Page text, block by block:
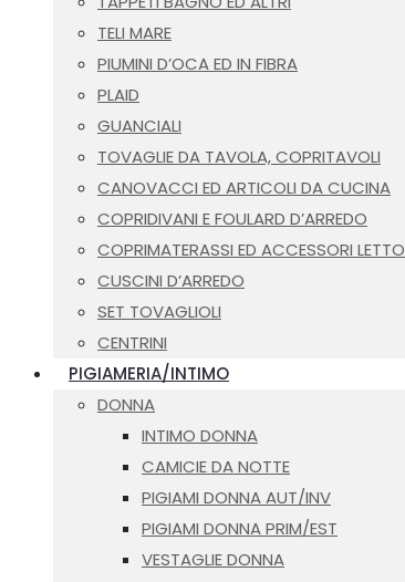
TELI MARE
PIUMINI D’OCA ED IN FIBRA
PLAID
GUANCIALI
TOVAGLIE DA TAVOLA, COPRITAVOLI
CANOVACCI ED ARTICOLI DA CUCINA
COPRIDIVANI E FOULARD D’ARREDO
COPRIMATERASSI ED ACCESSORI LETTO
CUSCINI D’ARREDO
SET TOVAGLIOLI
CENTRINI
PIGIAMERIA/INTIMO
DONNA
INTIMO DONNA
CAMICIE DA NOTTE
PIGIAMI DONNA AUT/INV
PIGIAMI DONNA PRIM/EST
VESTAGLIE DONNA